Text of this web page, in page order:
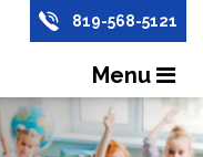
819-568-5121
Menu